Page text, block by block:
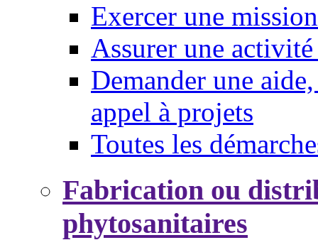
Exercer une mission
Assurer une
Demander une
appel à projets
Toutes les
Fabrication ou
phytosanitaires